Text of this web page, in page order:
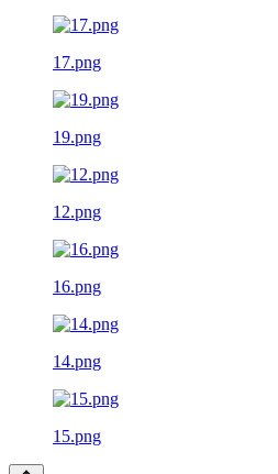
17.png
19.png
12.png
16.png
14.png
15.png